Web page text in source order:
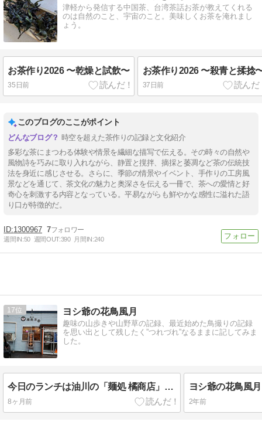
津軽から発信する中国茶、台湾茶話お茶が教えてくれる
のは自然のこと、宇宙のこと。美味しくお茶を淹れまし
ょう。
お茶作り2026 〜乾燥と試飲〜
35日前
お茶作り2026 〜殺青と揉捻
37日前
このブログのここがポイント
時空を超えた茶作りの記録と文化紹介
多彩な茶にまつわる体験や情景を繊細な描写で伝える。その時々の自然や
風物詩を巧みに取り入れながら、静置と撹拌、摘採と萎凋など茶の伝統技
法を身近に感じさせる。さらに、季節の情景やイベント、手作りの工房風
景などを通じて、茶文化の魅力と奥深さを伝える一冊で、茶への愛情と好
奇心を刺激する内容となっている。平易ながらも鮮やかな感性に溢れた語
り口が特徴的だ。
1300967 7
週間IN:50 週間OUT:390 月間IN:240
17 ヨシ爺の花鳥風月
趣味の山歩きや山野草の記録、最近始めた鳥撮りの記録
を思い出として残したく”つれづれ”なるままに記してみま
した。
今日のランチは油川の「麺処 橘商店」さん / オーダーは券売機で「ちょい煮干し（並）」
8ヶ月前
ヨシ爺の花鳥風
2年前